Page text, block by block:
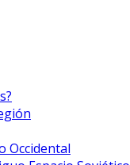
Occidental